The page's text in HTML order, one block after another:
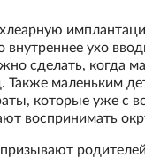
внутреннее ухо
сделать, когда
Также маленьким
которые уже с
воспринимать